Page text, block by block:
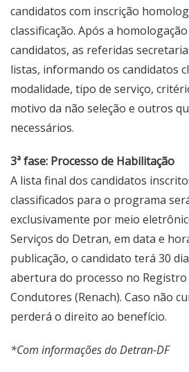
candidatos com inscrição
classificação. Após a
candidatos, as referidas
listas, informando os candidatos
modalidade, tipo de serviço,
motivo da não seleção e outros
necessários.
3ª fase: Processo de Habilitação
A lista final dos candidatos
classificados para o programa
exclusivamente por meio
Serviços do Detran, em data e
publicação, o candidato terá 30
abertura do processo no Registro
Condutores (Renach). Caso não
perderá o direito ao benefício.
*Com informações do Detran-DF